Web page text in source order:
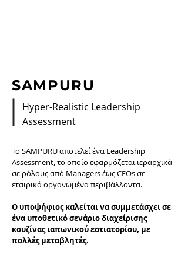
SAMPURU
Hyper-Realistic Leadership
Assessment
Το SAMPURU αποτελεί ένα Leadership
Assessment, το οποίο εφαρμόζεται ιεραρχικά
σε ρόλους από Managers έως CEOs σε
εταιρικά οργανωμένα περιβάλλοντα.
Ο υποψήφιος καλείται να συμμετάσχει σε
ένα υποθετικό σενάριο διαχείρισης
κουζίνας ιαπωνικού εστιατορίου, με
πολλές μεταβλητές.